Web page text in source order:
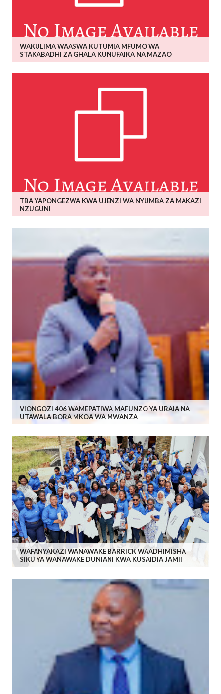
WAKULIMA WAASWA KUTUMIA MFUMO WA
STAKABADHI ZA GHALA KUNUFAIKA NA MAZAO
TBA YAPONGEZWA KWA UJENZI WA NYUMBA ZA MAKAZI
NZUGUNI
VIONGOZI 406 WAMEPATIWA MAFUNZO YA URAIA NA
UTAWALA BORA MKOA WA MWANZA
WAFANYAKAZI WANAWAKE BARRICK WAADHIMISHA
SIKU YA WANAWAKE DUNIANI KWA KUSAIDIA JAMII